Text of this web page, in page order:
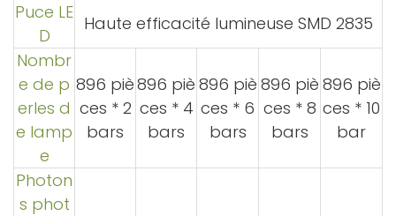
Puce LE
D
Haute efficacité lumineuse SMD 2835
Nombr
e de p
erles d
e lamp
e
896 piè
ces * 2
bars
896 piè
ces * 4
bars
896 piè
ces * 6
bars
896 piè
ces * 8
bars
896 piè
ces * 10
bar
Photon
s phot